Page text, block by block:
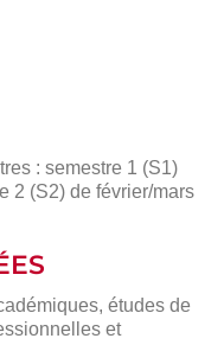
: semestre 1 (S1)
2 (S2) de février/mars
études de
et